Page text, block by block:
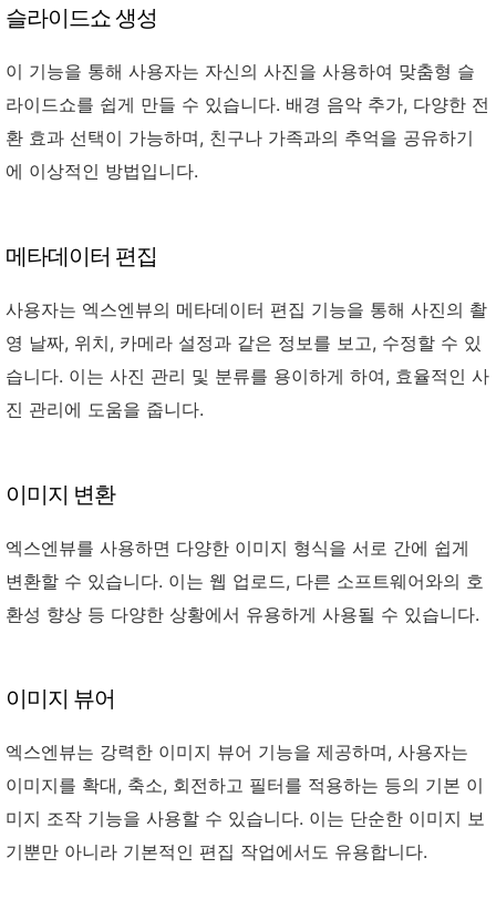
슬라이드쇼 생성
이 기능을 통해 사용자는 자신의 사진을 사용하여 맞춤형 슬
라이드쇼를 쉽게 만들 수 있습니다. 배경 음악 추가, 다양한 전
환 효과 선택이 가능하며, 친구나 가족과의 추억을 공유하기
에 이상적인 방법입니다.
메타데이터 편집
사용자는 엑스엔뷰의 메타데이터 편집 기능을 통해 사진의 촬
영 날짜, 위치, 카메라 설정과 같은 정보를 보고, 수정할 수 있
습니다. 이는 사진 관리 및 분류를 용이하게 하여, 효율적인 사
진 관리에 도움을 줍니다.
이미지 변환
엑스엔뷰를 사용하면 다양한 이미지 형식을 서로 간에 쉽게
변환할 수 있습니다. 이는 웹 업로드, 다른 소프트웨어와의 호
환성 향상 등 다양한 상황에서 유용하게 사용될 수 있습니다.
이미지 뷰어
엑스엔뷰는 강력한 이미지 뷰어 기능을 제공하며, 사용자는
이미지를 확대, 축소, 회전하고 필터를 적용하는 등의 기본 이
미지 조작 기능을 사용할 수 있습니다. 이는 단순한 이미지 보
기뿐만 아니라 기본적인 편집 작업에서도 유용합니다.